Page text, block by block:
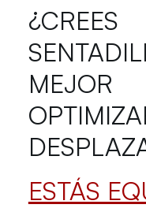
ESTÁS